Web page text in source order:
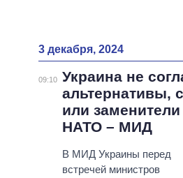
3 декабря, 2024
09:10 Украина не
альтернативы,
или
НАТО – МИД
В МИД Украины перед
встречей министров